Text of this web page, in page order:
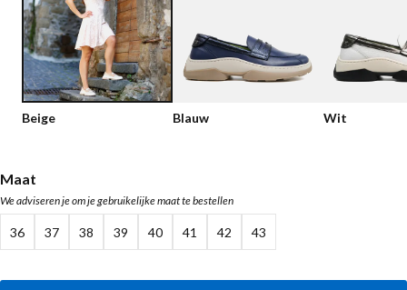
Lage schoenen
Vegan
Sandalen
Loafers
Workerboots
Enkellaarsjes met rits
Loafers
Sale
Beige Blauw Wit
Maat
We adviseren je om je gebruikelijke maat te bestellen
36 37 38 39 40 41 42 43